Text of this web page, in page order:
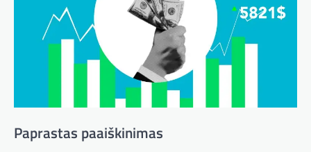
Paprastas paaiškinimas